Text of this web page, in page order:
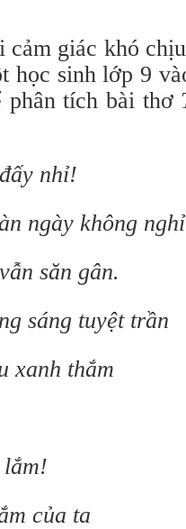
giác khó
học sinh lớp 9
tích bài thơ
nhỉ!
ngày không nghỉ
săn gân.
sáng tuyệt trần
xanh thắm
lắm!
của ta